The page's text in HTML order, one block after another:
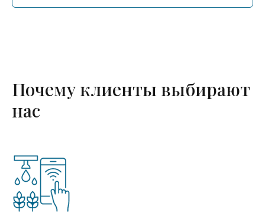
Почему клиенты выбирают
нас